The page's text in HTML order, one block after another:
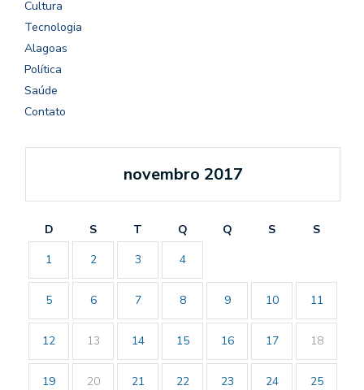
Cultura
Tecnologia
Alagoas
Política
Saúde
Contato
novembro 2017
D S T Q Q S
S
1
2 3 4
5 6 7 8 9 10 11
12 13 14 15 16 17 18
19 20 21 22 23 24 25